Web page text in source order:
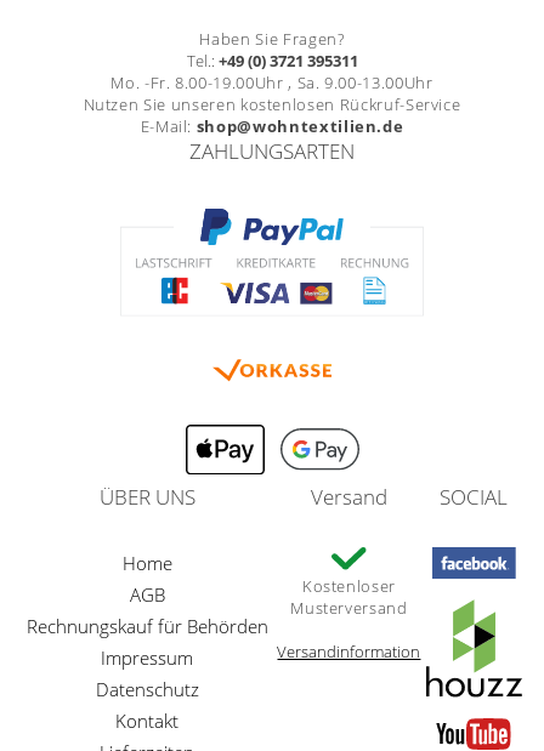
Haben Sie Fragen?
Tel.: +49 (0) 3721 395311
Mo. -Fr. 8.00-19.00Uhr , Sa. 9.00-13.00Uhr
Nutzen Sie unseren kostenlosen Rückruf-Service
E-Mail: shop@wohntextilien.de
ZAHLUNGSARTEN
ÜBER UNS
Home
AGB
Rechnungskauf für Behörden
Impressum
Datenschutz
Kontakt
Versand
Kostenloser
Musterversand
Versandinformation
SOCIAL